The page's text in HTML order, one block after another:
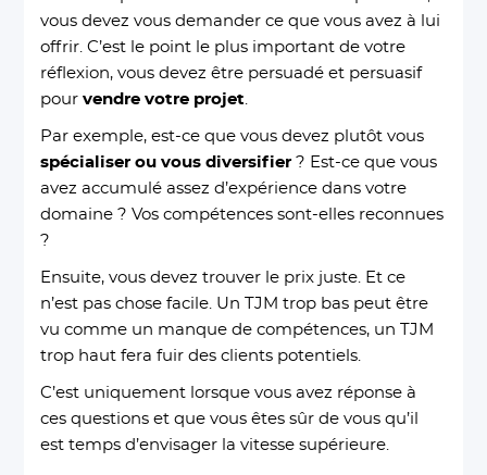
vous devez vous demander ce que vous avez à lui
offrir. C’est le point le plus important de votre
réflexion, vous devez être persuadé et persuasif
pourvendre votre projet
Par exemple, est-ce que vous devez plutôt vous
spécialiser ou vous diversifier? Est-ce que vous
avez accumulé assez d’expérience dans votre
domaine ? Vos compétences sont-elles reconnues
?
Ensuite, vous devez trouver le prix juste. Et ce
n’est pas chose facile. Un TJM trop bas peut être
vu comme un manque de compétences, un TJM
trop haut fera fuir des clients potentiels.
C’est uniquement lorsque vous avez réponse à
ces questions et que vous êtes sûr de vous qu’il
est temps d’envisager la vitesse supérieure.